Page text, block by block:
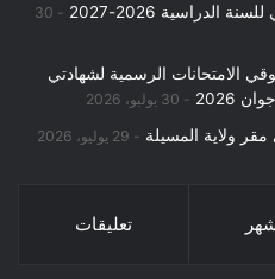
2026-2027
30
الامتحانات الرسمية لشهادتي
2026
30 يوليو، 2026
ولاية المسيلة 29 يوليو، 2026
تعليقات